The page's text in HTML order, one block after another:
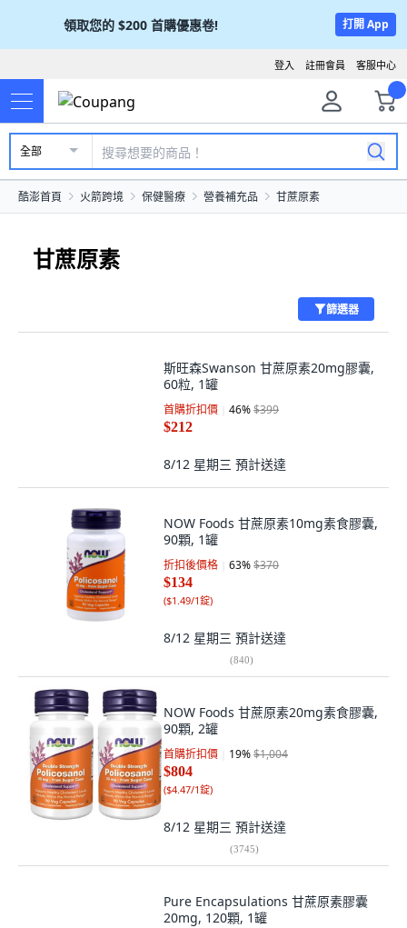
領取您的 $200 首購優惠卷! 打開 App
客服中心
註冊會員
登入
全部
酷澎首頁 火箭跨境 保健醫療 營養補充品 甘蔗原素
甘蔗原素
篩選器
斯旺森Swanson 甘蔗原素20mg膠囊,
60粒, 1罐
首購折扣價 46%$399
$212
8/12 星期三 預計送達
NOW Foods 甘蔗原素10mg素食膠囊,
90顆, 1罐
折扣後價格 63%$370
$134
($1.49/1錠)
8/12 星期三 預計送達
(840)
NOW Foods 甘蔗原素20mg素食膠囊,
90顆, 2罐
首購折扣價 19%$1,004
$804
($4.47/1錠)
8/12 星期三 預計送達
(3745)
Pure Encapsulations 甘蔗原素膠囊
20mg, 120顆, 1罐